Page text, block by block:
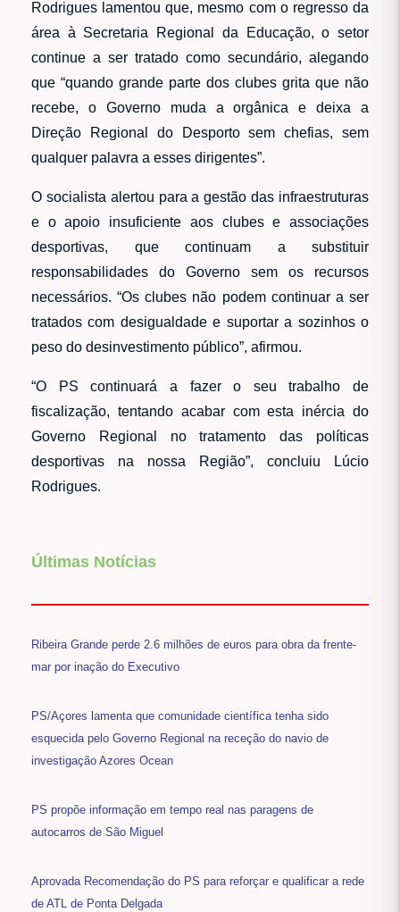
Rodrigues lamentou que, mesmo com o regresso da
área à Secretaria Regional da Educação, o setor
continue a ser tratado como secundário, alegando
que “quando grande parte dos clubes grita que não
recebe, o Governo muda a orgânica e deixa a
Direção Regional do Desporto sem chefias, sem
qualquer palavra a esses dirigentes”.
O socialista alertou para a gestão das infraestruturas
e o apoio insuficiente aos clubes e associações
desportivas, que continuam a substituir
responsabilidades do Governo sem os recursos
necessários. “Os clubes não podem continuar a ser
tratados com desigualdade e suportar a sozinhos o
peso do desinvestimento público”, afirmou.
“O PS continuará a fazer o seu trabalho de
fiscalização, tentando acabar com esta inércia do
Governo Regional no tratamento das políticas
desportivas na nossa Região”, concluiu Lúcio
Rodrigues.
Últimas Notícias
Ribeira Grande perde 2.6 milhões de euros para obra da frente-
mar por inação do Executivo
PS/Açores lamenta que comunidade científica tenha sido
esquecida pelo Governo Regional na receção do navio de
investigação Azores Ocean
PS propõe informação em tempo real nas paragens de
autocarros de São Miguel
Aprovada Recomendação do PS para reforçar e qualificar a rede
de ATL de Ponta Delgada